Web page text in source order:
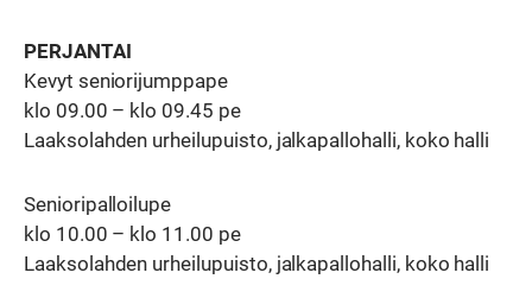
PERJANTAI
Kevyt seniorijumppape
klo 09.00 – klo 09.45 pe
Laaksolahden urheilupuisto, jalkapallohalli, koko halli
Senioripalloilupe
klo 10.00 – klo 11.00 pe
Laaksolahden urheilupuisto, jalkapallohalli, koko halli